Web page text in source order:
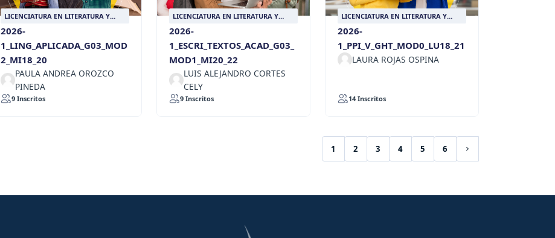
LICENCIATURA EN LITERATURA Y
2026-
1_LING_APLICADA_G03_MOD
2_MI18_20
PAULA ANDREA OROZCO
PINEDA
9 Inscritos
LICENCIATURA EN LITERATURA Y
2026-
1_ESCRI_TEXTOS_ACAD_G03_
MOD1_MI20_22
LUIS ALEJANDRO CORTES
CELY
9 Inscritos
LICENCIATURA EN LITERATURA Y
2026-
1_PPI_V_GHT_MOD0_LU18_21
LAURA ROJAS OSPINA
14 Inscritos
1
(current)
2 3 4 5 6